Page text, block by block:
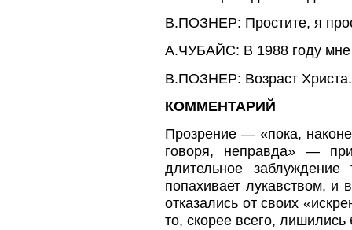
В.ПОЗНЕР: Простите, я
А.ЧУБАЙС: В 1988 году мне
В.ПОЗНЕР: Возраст Христа.
КОММЕНТАРИЙ
Прозрение — «пока,
говоря, неправда» —
длительное
попахивает лукавством, и
отказались от своих
то, скорее всего,